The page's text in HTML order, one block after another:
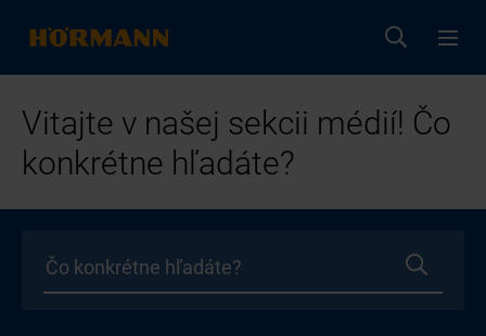
Vitajte v našej sekcii médií! Čo
konkrétne hľadáte?